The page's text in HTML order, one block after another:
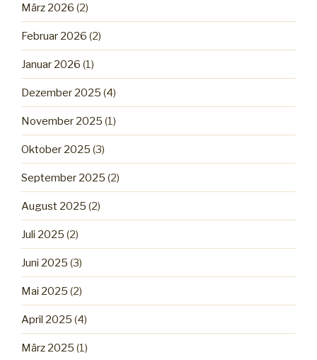
März 2026 (2)
Februar 2026 (2)
Januar 2026 (1)
Dezember 2025 (4)
November 2025 (1)
Oktober 2025 (3)
September 2025 (2)
August 2025 (2)
Juli 2025 (2)
Juni 2025 (3)
Mai 2025 (2)
April 2025 (4)
März 2025 (1)